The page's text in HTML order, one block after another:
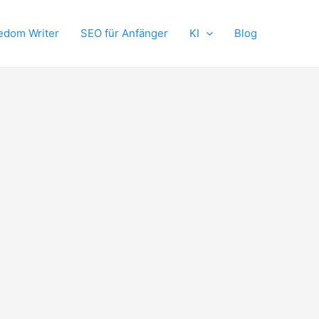
Writer SEO für Anfänger KI Blog